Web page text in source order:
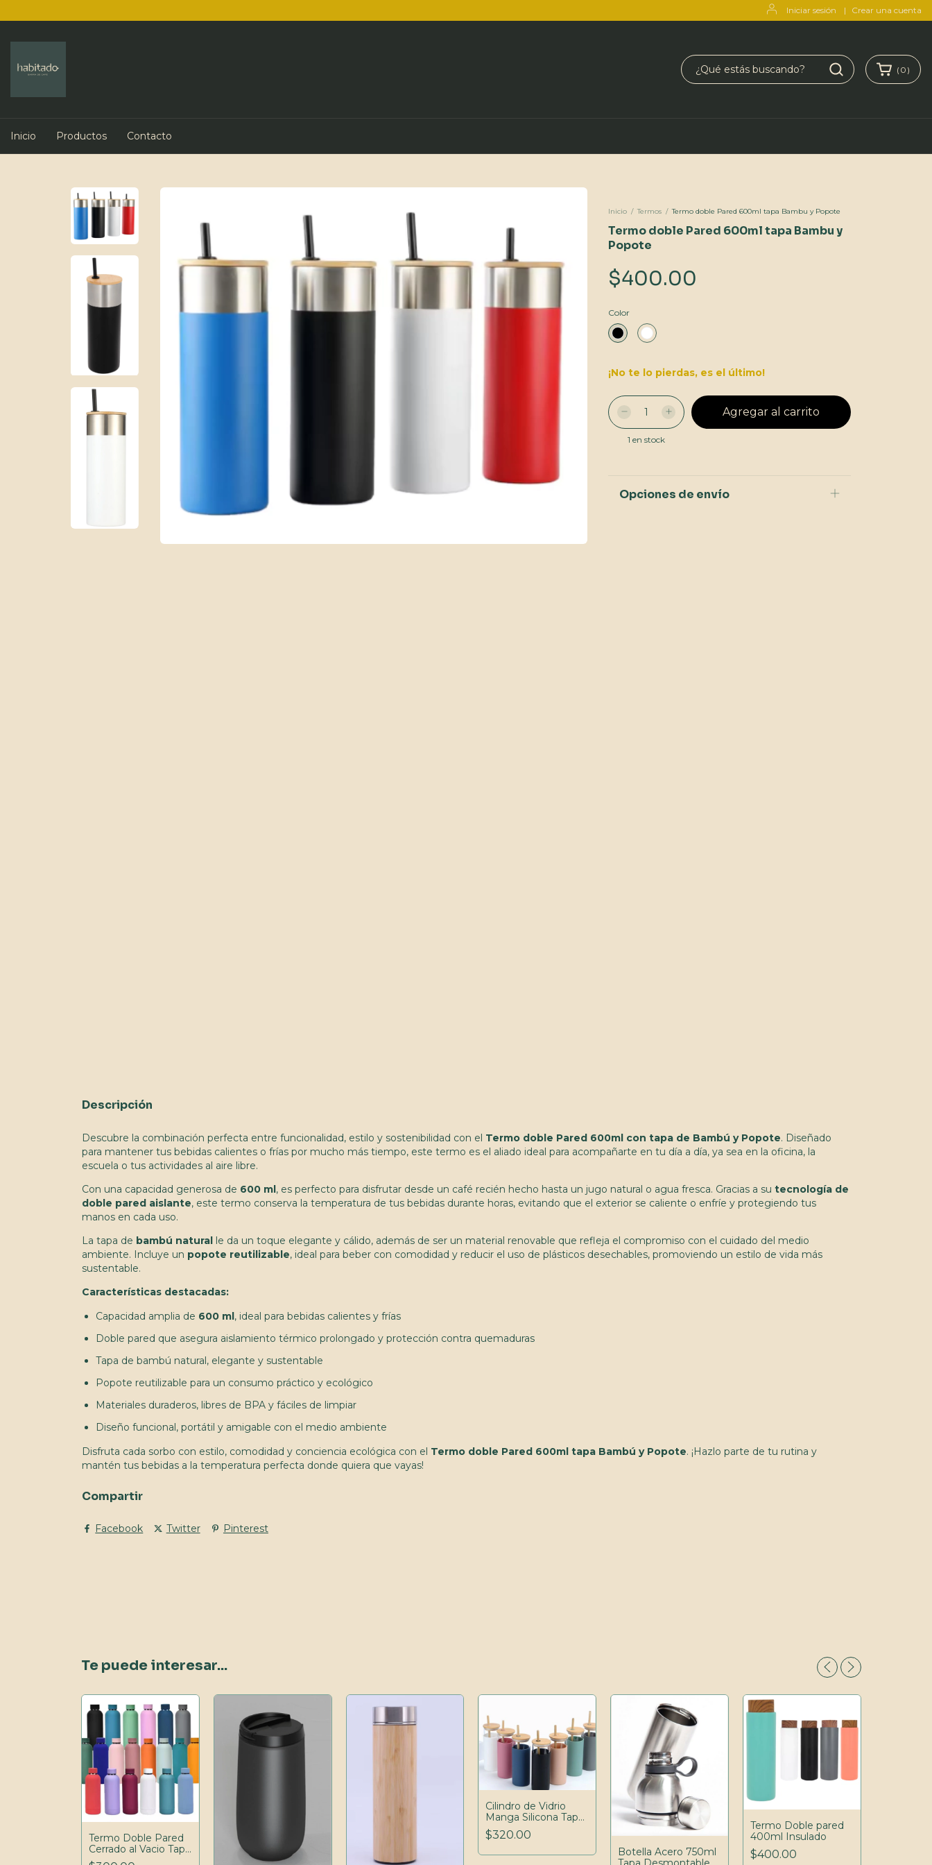
Iniciar sesión | Crear una cuenta
( 0 )
Inicio Productos Contacto
Inicio / Termos / Termo doble Pared 600ml tapa Bambu y Popote
Termo doble Pared 600ml tapa Bambu y
Popote
$400.00
Color
¡No te lo pierdas, es el último!
1 en stock
Opciones de envío
Descripción
Descubre la combinación perfecta entre funcionalidad, estilo y sostenibilidad con el Termo doble Pared 600ml con tapa de Bambú y Popote. Diseñado
para mantener tus bebidas calientes o frías por mucho más tiempo, este termo es el aliado ideal para acompañarte en tu día a día, ya sea en la oficina, la
escuela o tus actividades al aire libre.
Con una capacidad generosa de 600 ml, es perfecto para disfrutar desde un café recién hecho hasta un jugo natural o agua fresca. Gracias a su tecnología de
doble pared aislante, este termo conserva la temperatura de tus bebidas durante horas, evitando que el exterior se caliente o enfríe y protegiendo tus
manos en cada uso.
La tapa de bambú natural le da un toque elegante y cálido, además de ser un material renovable que refleja el compromiso con el cuidado del medio
ambiente. Incluye un popote reutilizable, ideal para beber con comodidad y reducir el uso de plásticos desechables, promoviendo un estilo de vida más
sustentable.
Características destacadas:
Capacidad amplia de 600 ml, ideal para bebidas calientes y frías
Doble pared que asegura aislamiento térmico prolongado y protección contra quemaduras
Tapa de bambú natural, elegante y sustentable
Popote reutilizable para un consumo práctico y ecológico
Materiales duraderos, libres de BPA y fáciles de limpiar
Diseño funcional, portátil y amigable con el medio ambiente
Disfruta cada sorbo con estilo, comodidad y conciencia ecológica con el Termo doble Pared 600ml tapa Bambú y Popote. ¡Hazlo parte de tu rutina y
mantén tus bebidas a la temperatura perfecta donde quiera que vayas!
Compartir
Facebook Twitter Pinterest
Te puede interesar...
Termo Doble Pared
Cerrado al Vacio Tapa
500ml textura de
Cilindro de Vidrio
Manga Silicona Tapa
Bambu
$320.00
Botella Acero 750ml
Termo Doble pared
400ml Insulado
$400.00